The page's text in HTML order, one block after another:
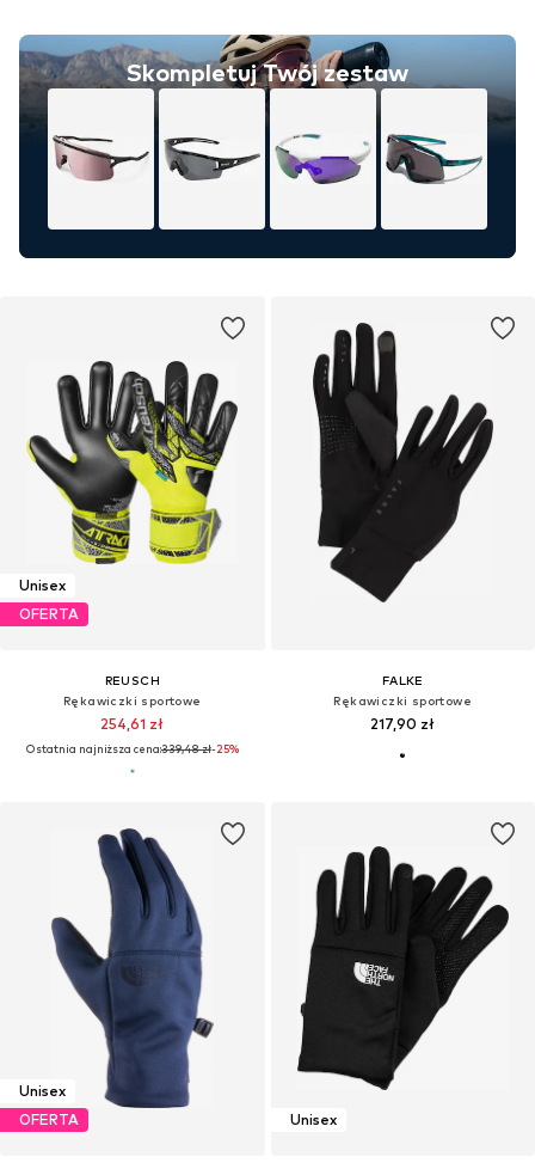
Skompletuj Twój zestaw
Unisex
OFERTA
REUSCH
Rękawiczki sportowe
254,61 zł
Ostatnia najniższa cena:339,48 zł-25%
FALKE
Rękawiczki sportowe
217,90 zł
Unisex
OFERTA
Unisex